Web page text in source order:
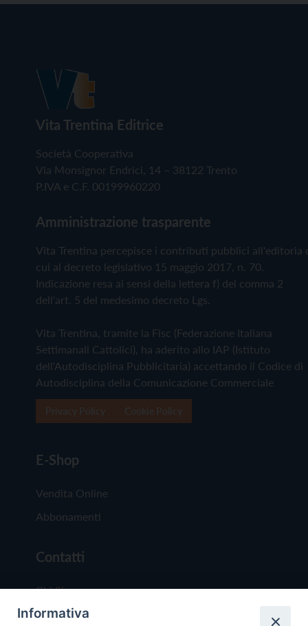
Vita Trentina Editrice
Società Cooperativa
Via Monsignor Endrici, 14 – 38122 Trento
P.IVA e C.F. 00199960220
Amministrazione trasparente
Vita Trentina percepisce i contributi pubblici all'editoria
cui al decreto legislativo 15 maggio 2017, n. 70.
Indicazione resa ai sensi della lettera f) del comma 2
dell'art. 5 del medesimo decreto Lgs.
Vita Trentina, tramite la Fisc (Federazione Italiana
Settimanali Cattolici), ha aderito allo IAP (Istituto
dell'Autodisciplina Pubblicitaria) accettando il Codice di
Autodisciplina della Comunicazione Commerciale
E-Shop
Vendita Online
Abbonamenti
Contatti
Chi Siamo
Redazione
Informativa